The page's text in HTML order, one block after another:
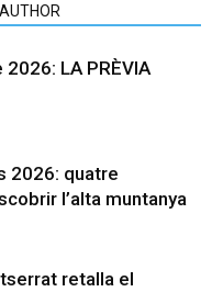
LA PRÈVIA
2026: quatre
l’alta muntanya
retalla el